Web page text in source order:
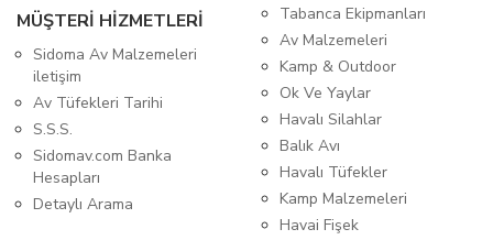
MÜŞTERİ HİZMETLERİ
Sidoma Av Malzemeleri
iletişim
Av Tüfekleri Tarihi
S.S.S.
Sidomav.com Banka
Hesapları
Detaylı Arama
Tabanca Ekipmanları
Av Malzemeleri
Kamp & Outdoor
Ok Ve Yaylar
Havalı Silahlar
Balık Avı
Havalı Tüfekler
Kamp Malzemeleri
Havai Fişek